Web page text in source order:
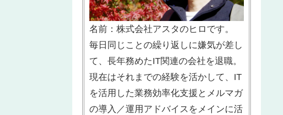
名前：株式会社アスタのヒロです。
毎日同じことの繰り返しに嫌気が差し
て、長年務めたIT関連の会社を退職。
現在はそれまでの経験を活かして、IT
を活用した業務効率化支援とメルマガ
の導入／運用アドバイスをメインに活